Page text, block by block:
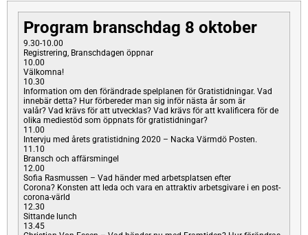
Program branschdag 8 oktober
9.30-10.00
Registrering, Branschdagen öppnar
10.00
Välkomna!
10.30
Information om den förändrade spelplanen för Gratistidningar. Vad
innebär detta? Hur förbereder man sig inför nästa år som är
valår? Vad krävs för att utvecklas? Vad krävs för att kvalificera för de
olika mediestöd som öppnats för gratistidningar?
11.00
Intervju med årets gratistidning 2020 – Nacka Värmdö Posten.
11.10
Bransch och affärsmingel
12.00
Sofia Rasmussen – Vad händer med arbetsplatsen efter
Corona? Konsten att leda och vara en attraktiv arbetsgivare i en post-
corona-värld
12.30
Sittande lunch
13.45